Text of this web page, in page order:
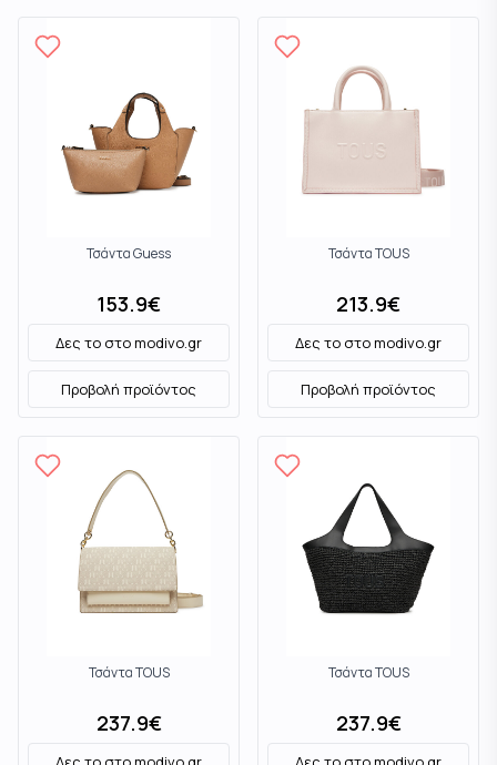
Τσάντα Guess
153.9€
Δες το στοmodivo.gr
Προβολή προϊόντος
Τσάντα TOUS
213.9€
Δες το στοmodivo.gr
Προβολή προϊόντος
Τσάντα TOUS
237.9€
Τσάντα TOUS
237.9€